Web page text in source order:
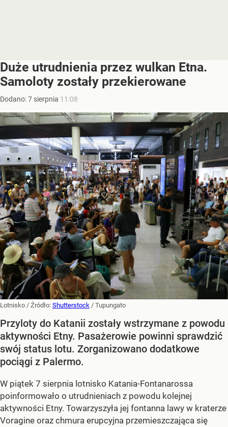
Duże utrudnienia przez wulkan Etna.
Samoloty zostały przekierowane
Dodano:7 sierpnia 11:08
Lotnisko / Źródło: Shutterstock / Tupungato
Przyloty do Katanii zostały wstrzymane z powodu
aktywności Etny. Pasażerowie powinni sprawdzić
swój status lotu. Zorganizowano dodatkowe
pociągi z Palermo.
W piątek 7 sierpnia lotnisko Katania-Fontanarossa
poinformowało o utrudnieniach z powodu kolejnej
aktywności Etny. Towarzyszyła jej fontanna lawy w kraterze
Voragine oraz chmura erupcyjna przemieszczająca się